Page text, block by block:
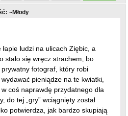
~Młody
łapie ludzi na ulicach Ziębic, a
stało się wręcz strachem, bo
fotograf, który robi
pieniądze na te kwiatki,
coś naprawdę przydatnego dla
do tej „gry” wciągnięty został
potwierdza, jak bardzo skupiają